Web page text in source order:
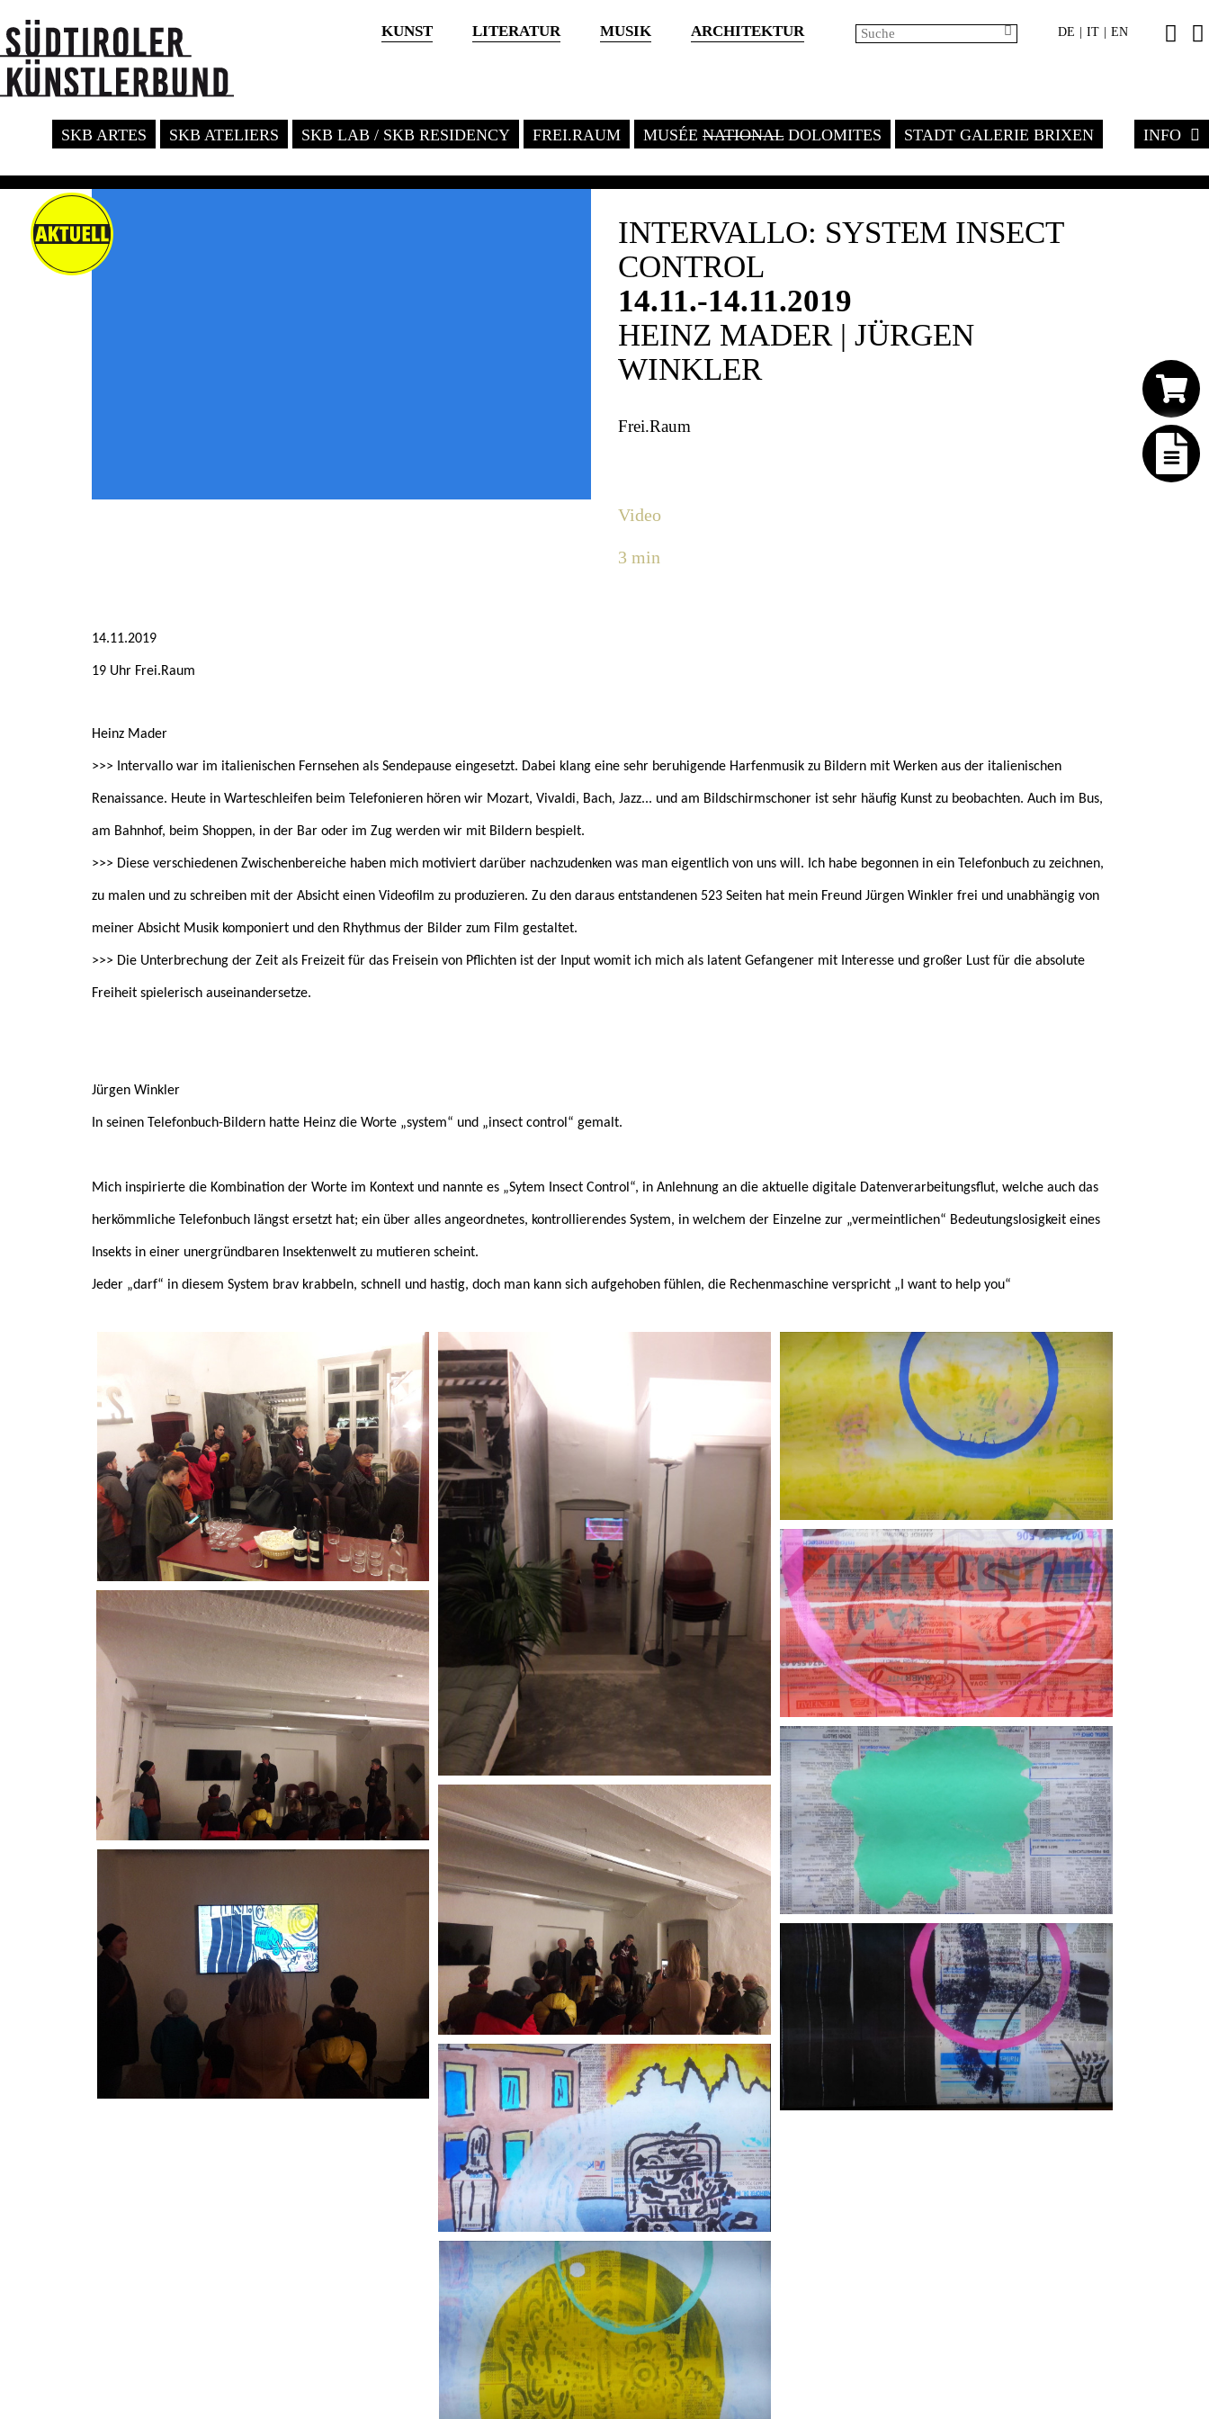
KUNST LITERATUR MUSIK ARCHITEKTUR DE IT EN
SKB ARTES SKB ATELIERS SKB LAB / SKB RESIDENCY FREI.RAUM MUSÉE NATIONAL DOLOMITES STADT GALERIE BRIXEN INFO
INTERVALLO: SYSTEM INSECT
CONTROL
14.11.-14.11.2019
HEINZ MADER | JÜRGEN
WINKLER
Frei.Raum
Video
3 min
14.11.2019
19 Uhr Frei.Raum
Heinz Mader
>>> Intervallo war im italienischen Fernsehen als Sendepause eingesetzt. Dabei klang eine sehr beruhigende Harfenmusik zu Bildern mit Werken aus der italienischen
Renaissance. Heute in Warteschleifen beim Telefonieren hören wir Mozart, Vivaldi, Bach, Jazz... und am Bildschirmschoner ist sehr häufig Kunst zu beobachten. Auch im Bus,
am Bahnhof, beim Shoppen, in der Bar oder im Zug werden wir mit Bildern bespielt.
>>> Diese verschiedenen Zwischenbereiche haben mich motiviert darüber nachzudenken was man eigentlich von uns will. Ich habe begonnen in ein Telefonbuch zu zeichnen,
zu malen und zu schreiben mit der Absicht einen Videofilm zu produzieren. Zu den daraus entstandenen 523 Seiten hat mein Freund Jürgen Winkler frei und unabhängig von
meiner Absicht Musik komponiert und den Rhythmus der Bilder zum Film gestaltet.
>>> Die Unterbrechung der Zeit als Freizeit für das Freisein von Pflichten ist der Input womit ich mich als latent Gefangener mit Interesse und großer Lust für die absolute
Freiheit spielerisch auseinandersetze.
Jürgen Winkler
In seinen Telefonbuch-Bildern hatte Heinz die Worte „system“ und „insect control“ gemalt.
Mich inspirierte die Kombination der Worte im Kontext und nannte es „Sytem Insect Control“, in Anlehnung an die aktuelle digitale Datenverarbeitungsflut, welche auch das
herkömmliche Telefonbuch längst ersetzt hat; ein über alles angeordnetes, kontrollierendes System, in welchem der Einzelne zur „vermeintlichen“ Bedeutungslosigkeit eines
Insekts in einer unergründbaren Insektenwelt zu mutieren scheint.
Jeder „darf“ in diesem System brav krabbeln, schnell und hastig, doch man kann sich aufgehoben fühlen, die Rechenmaschine verspricht „I want to help you“